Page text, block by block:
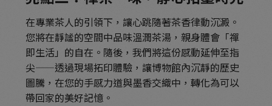
在專業茶人的引領下，讓心跳隨著茶香律動沉澱。
您將在靜謐的空間中品味溫潤茶湯，親身體會「禪
即生活」的自在。隨後，我們將這份感動延伸至指
尖——透過現場拓印體驗，讓博物館內沉靜的歷史
圖騰，在您的手感力道與墨香交織中，轉化為可以
帶回家的美好記憶。